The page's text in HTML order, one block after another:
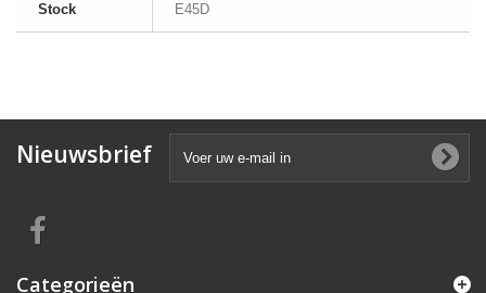
Stock E45D
Nieuwsbrief
Categorieën